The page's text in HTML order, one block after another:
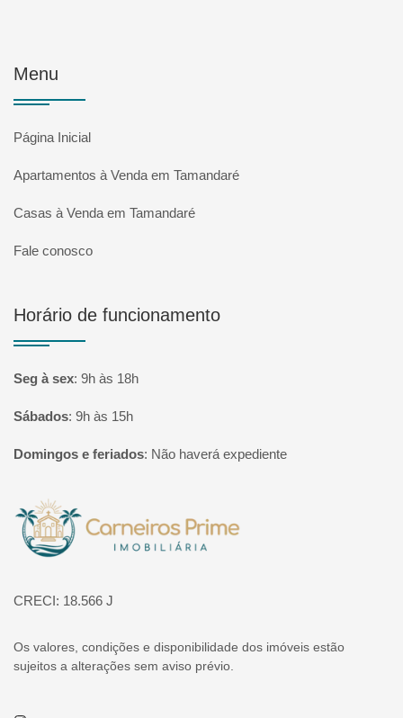
Menu
Página Inicial
Apartamentos à Venda em Tamandaré
Casas à Venda em Tamandaré
Fale conosco
Horário de funcionamento
Seg à sex: 9h às 18h
Sábados: 9h às 15h
Domingos e feriados: Não haverá expediente
Página inicial
CRECI: 18.566 J
Os valores, condições e disponibilidade dos imóveis estão
sujeitos a alterações sem aviso prévio.